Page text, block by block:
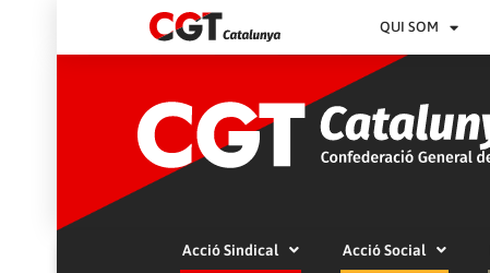
QUI SOM
Acció Sindical Acció Social